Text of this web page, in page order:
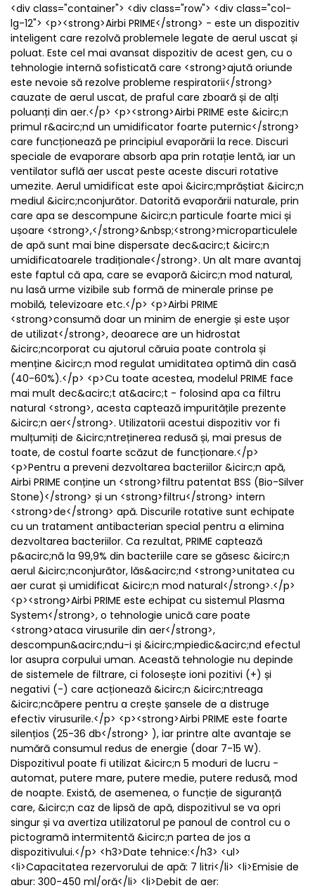
<div class="container"> <div class="row"> <div class="col-
lg-12"> <p><strong>Airbi PRIME</strong> - este un dispozitiv
inteligent care rezolvă problemele legate de aerul uscat și
poluat. Este cel mai avansat dispozitiv de acest gen, cu o
tehnologie internă sofisticată care <strong>ajută oriunde
este nevoie să rezolve probleme respiratorii</strong>
cauzate de aerul uscat, de praful care zboară și de alți
poluanți din aer.</p> <p><strong>Airbi PRIME este &icirc;n
primul r&acirc;nd un umidificator foarte puternic</strong>
care funcționează pe principiul evaporării la rece. Discuri
speciale de evaporare absorb apa prin rotație lentă, iar un
ventilator suflă aer uscat peste aceste discuri rotative
umezite. Aerul umidificat este apoi &icirc;mprăștiat &icirc;n
mediul &icirc;nconjurător. Datorită evaporării naturale, prin
care apa se descompune &icirc;n particule foarte mici și
ușoare <strong>,</strong>&nbsp;<strong>microparticulele
de apă sunt mai bine dispersate dec&acirc;t &icirc;n
umidificatoarele tradiționale</strong>. Un alt mare avantaj
este faptul că apa, care se evaporă &icirc;n mod natural,
nu lasă urme vizibile sub formă de minerale prinse pe
mobilă, televizoare etc.</p> <p>Airbi PRIME
<strong>consumă doar un minim de energie și este ușor
de utilizat</strong>, deoarece are un hidrostat
&icirc;ncorporat cu ajutorul căruia poate controla și
menține &icirc;n mod regulat umiditatea optimă din casă
(40-60%).</p> <p>Cu toate acestea, modelul PRIME face
mai mult dec&acirc;t at&acirc;t - folosind apa ca filtru
natural <strong>, acesta captează impuritățile prezente
&icirc;n aer</strong>. Utilizatorii acestui dispozitiv vor fi
mulțumiți de &icirc;ntreținerea redusă și, mai presus de
toate, de costul foarte scăzut de funcționare.</p>
<p>Pentru a preveni dezvoltarea bacteriilor &icirc;n apă,
Airbi PRIME conține un <strong>filtru patentat BSS (Bio-Silver
Stone)</strong> și un <strong>filtru</strong> intern
<strong>de</strong> apă. Discurile rotative sunt echipate
cu un tratament antibacterian special pentru a elimina
dezvoltarea bacteriilor. Ca rezultat, PRIME captează
p&acirc;nă la 99,9% din bacteriile care se găsesc &icirc;n
aerul &icirc;nconjurător, lăs&acirc;nd <strong>unitatea cu
aer curat și umidificat &icirc;n mod natural</strong>.</p>
<p><strong>Airbi PRIME este echipat cu sistemul Plasma
System</strong>, o tehnologie unică care poate
<strong>ataca virusurile din aer</strong>,
descompun&acirc;ndu-i și &icirc;mpiedic&acirc;nd efectul
lor asupra corpului uman. Această tehnologie nu depinde
de sistemele de filtrare, ci folosește ioni pozitivi (+) și
negativi (-) care acționează &icirc;n &icirc;ntreaga
&icirc;ncăpere pentru a crește șansele de a distruge
efectiv virusurile.</p> <p><strong>Airbi PRIME este foarte
silențios (25-36 db</strong> ), iar printre alte avantaje se
numără consumul redus de energie (doar 7-15 W).
Dispozitivul poate fi utilizat &icirc;n 5 moduri de lucru -
automat, putere mare, putere medie, putere redusă, mod
de noapte. Există, de asemenea, o funcție de siguranță
care, &icirc;n caz de lipsă de apă, dispozitivul se va opri
singur și va avertiza utilizatorul pe panoul de control cu o
pictogramă intermitentă &icirc;n partea de jos a
dispozitivului.</p> <h3>Date tehnice:</h3> <ul>
<li>Capacitatea rezervorului de apă: 7 litri</li> <li>Emisie de
abur: 300-450 ml/oră</li> <li>Debit de aer: